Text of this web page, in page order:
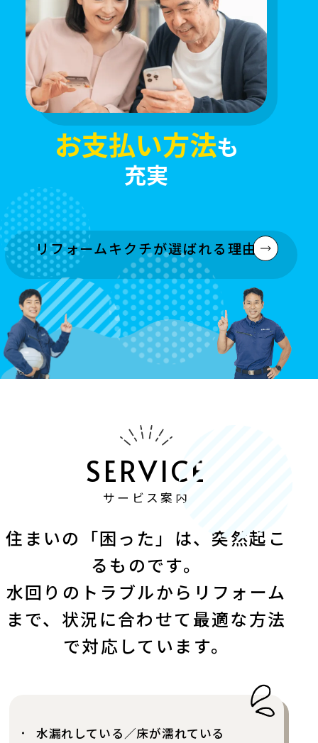
お支払い方法も
充実
リフォームキクチが選ばれる理由
サービス案内
住まいの「困った」は、突然起こ
るものです。
水回りのトラブルからリフォーム
まで、 状況に合わせて最適な方法
で対応しています。
水漏れしている／床が濡れている